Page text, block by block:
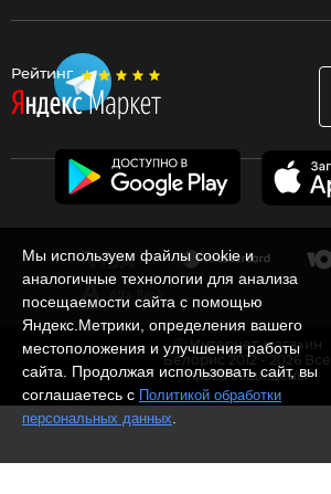
Рейтинг
Мы используем файлы cookie и
аналогичные технологии для анализа
посещаемости сайта с помощью
Яндекс.Метрики, определения вашего
местоположения и улучшения работы
сайта. Продолжая использовать сайт, вы
соглашаетесь с Политикой обработки
персональных данных
Ⓒ Интернет-магазин
Белорис 2012 - 2026 Все
права защищены